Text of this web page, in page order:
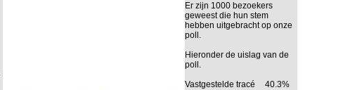
Er zijn 1000 bezoekers
geweest die hun stem
hebben uitgebracht op onze
poll.
Hieronder de uislag van de
poll.
Vastgestelde tracé
40.3%